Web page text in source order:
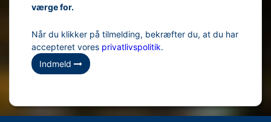
værge for.
Når du klikker på tilmelding, bekræfter du, at du har
accepteret vores privatlivspolitik.
Indmeld